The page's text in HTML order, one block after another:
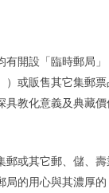
開設「臨時郵局」
或販售其它集郵
教化意義及典藏
或其它郵、儲、壽
的用心與其濃厚